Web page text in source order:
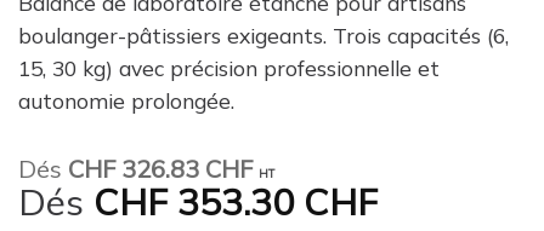
boulanger-pâtissiers exigeants. Trois capacités (6,
15, 30 kg) avec précision professionnelle et
autonomie prolongée.
Dés CHF326.83 CHF HT
Dés CHF353.30 CHF